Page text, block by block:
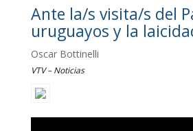
Ante la/s visita/s del
uruguayos y la
Oscar Bottinelli
VTV – Noticias